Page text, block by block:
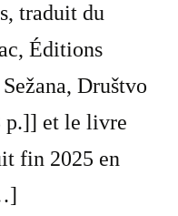
traduit du
Éditions
Društvo
p.]] et le livre
fin 2025 en